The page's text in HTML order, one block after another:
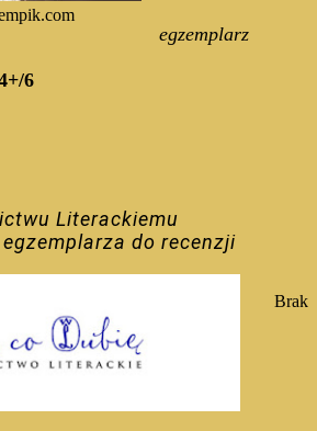
egzemplarz
6
Literackiemu
do recenzji
Brak